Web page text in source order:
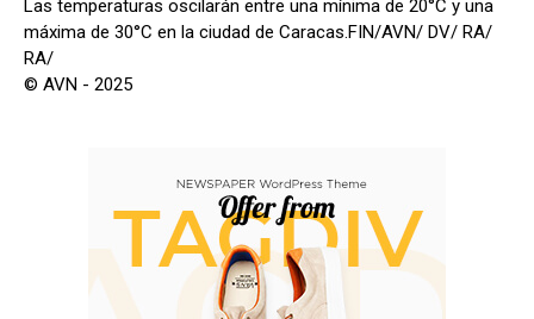
Las temperaturas oscilarán entre una mínima de 20°C y una
máxima de 30°C en la ciudad de Caracas.FIN/AVN/ DV/ RA/
RA/
© AVN - 2025